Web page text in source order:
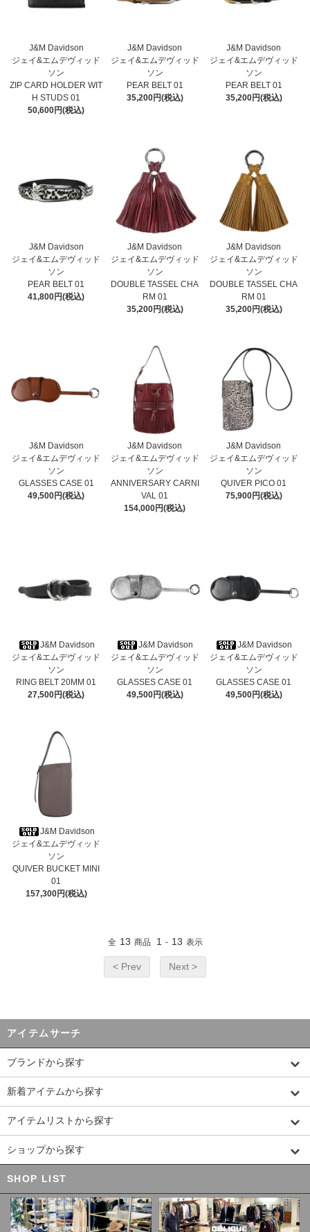
J&M Davidson
ジェイ&エムデヴィッド
ソン
ZIP CARD HOLDER WIT
H STUDS 01
50,600円(税込)
J&M Davidson
ジェイ&エムデヴィッド
ソン
PEAR BELT 01
35,200円(税込)
J&M Davidson
ジェイ&エムデヴィッド
ソン
PEAR BELT 01
35,200円(税込)
J&M Davidson
ジェイ&エムデヴィッド
ソン
PEAR BELT 01
41,800円(税込)
J&M Davidson
ジェイ&エムデヴィッド
ソン
DOUBLE TASSEL CHA
RM 01
35,200円(税込)
J&M Davidson
ジェイ&エムデヴィッド
ソン
DOUBLE TASSEL CHA
RM 01
35,200円(税込)
J&M Davidson
ジェイ&エムデヴィッド
ソン
GLASSES CASE 01
49,500円(税込)
J&M Davidson
ジェイ&エムデヴィッド
ソン
ANNIVERSARY CARNI
VAL 01
154,000円(税込)
J&M Davidson
ジェイ&エムデヴィッド
ソン
QUIVER PICO 01
75,900円(税込)
J&M Davidson
ジェイ&エムデヴィッド
ソン
RING BELT 20MM 01
27,500円(税込)
J&M Davidson
ジェイ&エムデヴィッド
ソン
GLASSES CASE 01
49,500円(税込)
J&M Davidson
ジェイ&エムデヴィッド
ソン
GLASSES CASE 01
49,500円(税込)
J&M Davidson
ジェイ&エムデヴィッド
ソン
QUIVER BUCKET MINI
01
157,300円(税込)
全 13 商品 1 - 13 表示
< Prev Next >
アイテムサーチ
ブランドから探す
新着アイテムから探す
アイテムリストから探す
ショップから探す
SHOP LIST